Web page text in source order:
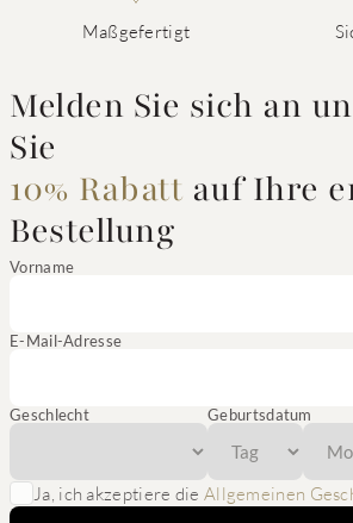
Maßgefertigt
Melden Sie sich an
Sie
10% Rabatt auf Ihre
Bestellung
Vorname
E-Mail-Adresse
Geschlecht Geburtsdatum
Ja, ich akzeptiere die Allgemeinen